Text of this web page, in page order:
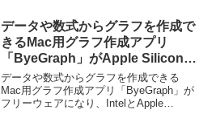
データや数式からグラフを作成で
きるMac用グラフ作成アプリ
「ByeGraph」がApple Silicon
Macをサポートしフリーウェアと
してMac App Storeで公開。
データや数式からグラフを作成できる
Mac用グラフ作成アプリ「ByeGraph」が
フリーウェアになり、IntelとApple